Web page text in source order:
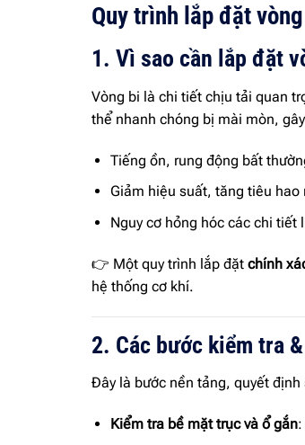
Quy trình lắp đặt
1. Vì sao cần lắp đặt
Vòng bi là chi tiết chịu tải quan
thể nhanh chóng bị mài mòn,
Tiếng ồn, rung động bất
Giảm hiệu suất, tăng tiêu hao
Nguy cơ hỏng hóc các chi
👉 Một quy trình lắp đặt chính
hệ thống cơ khí.
2. Các bước kiểm tra
Đây là bước nền tảng, quyết
Kiểm tra bề mặt trục và ổ gắn: